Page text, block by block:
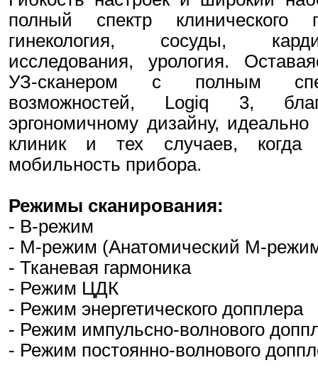
полный спектр клинического
гинекология, сосуды,
исследования, урология.
УЗ-сканером с полным
возможностей, Logiq 3,
эргономичному дизайну,
клиник и тех случаев, когда
мобильность прибора.
Режимы сканирования:
- В-режим
- М-режим (Анатомический М-
- Тканевая гармоника
- Режим ЦДК
- Режим энергетического допплера
- Режим импульсно-волнового
- Режим постоянно-волнового